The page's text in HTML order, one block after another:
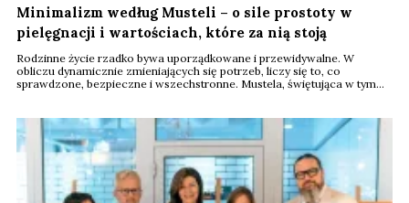
Minimalizm według Musteli – o sile prostoty w
pielęgnacji i wartościach, które za nią stoją
Rodzinne życie rzadko bywa uporządkowane i przewidywalne. W
obliczu dynamicznie zmieniających się potrzeb, liczy się to, co
sprawdzone, bezpieczne i wszechstronne. Mustela, świętująca w tym
kosmetyków, które służą całej rodzinie.